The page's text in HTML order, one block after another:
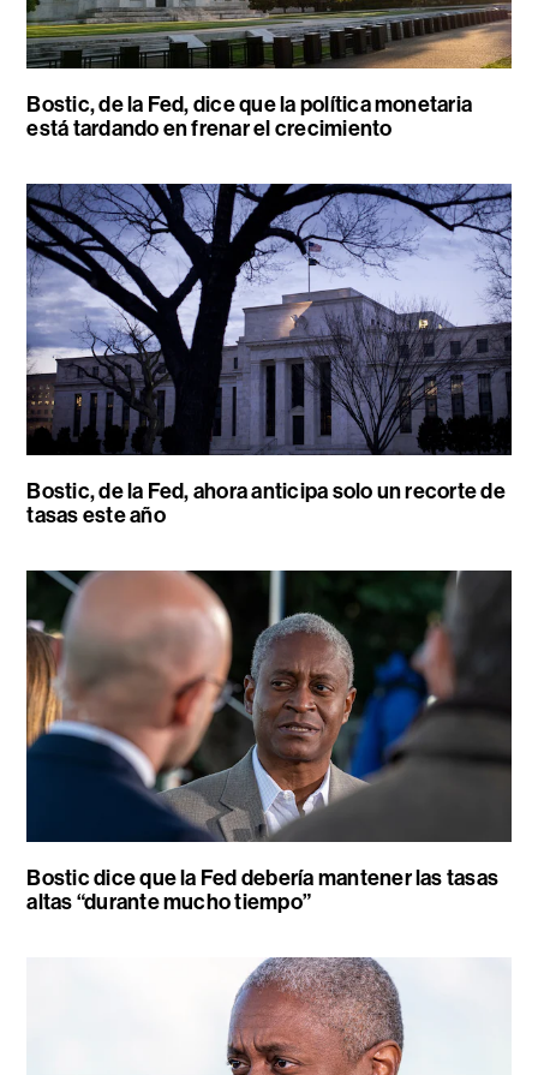
Bostic, de la Fed, dice que la política monetaria
está tardando en frenar el crecimiento
Bostic, de la Fed, ahora anticipa solo un recorte de
tasas este año
Bostic dice que la Fed debería mantener las tasas
altas “durante mucho tiempo”